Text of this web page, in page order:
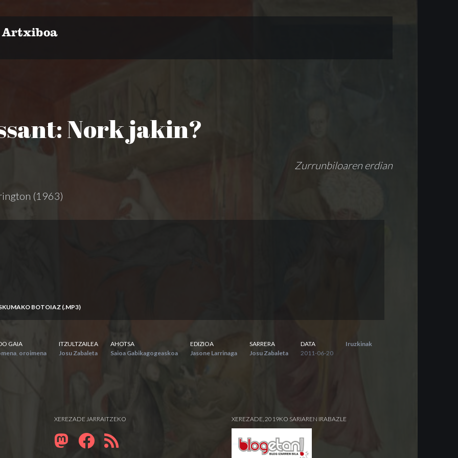
Nork jakin?
Zurrunbiloaren erdian
(1963)
BOTOIAZ (.MP3)
GAIA
, oroimena
ITZULTZAILEA
Josu Zabaleta
AHOTSA
Saioa Gabikagogeaskoa
EDIZIOA
Jasone Larrinaga
SARRERA
Josu Zabaleta
DATA
2011-06-20
Iruzkinak
XEREZADE JARRAITZEKO XEREZADE, 2019KO SARIAREN IRABAZLE